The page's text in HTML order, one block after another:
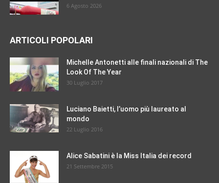
6 Agosto 2026
ARTICOLI POPOLARI
Michelle Antonetti alle finali nazionali di The
Look Of The Year
30 Luglio 2017
Luciano Baietti, l’uomo più laureato al
mondo
22 Luglio 2016
Alice Sabatini è la Miss Italia dei record
21 Settembre 2015